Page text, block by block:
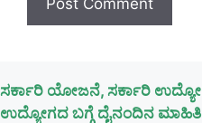
ಸರ್ಕಾರಿ ಯೋಜನೆ, ಸರ್ಕಾರಿ
ಉದ್ಯೋಗದ ಬಗ್ಗೆ ದೈನಂದಿನ